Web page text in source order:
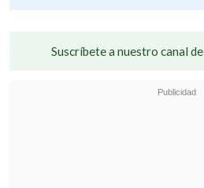
Suscríbete a nuestro canal de